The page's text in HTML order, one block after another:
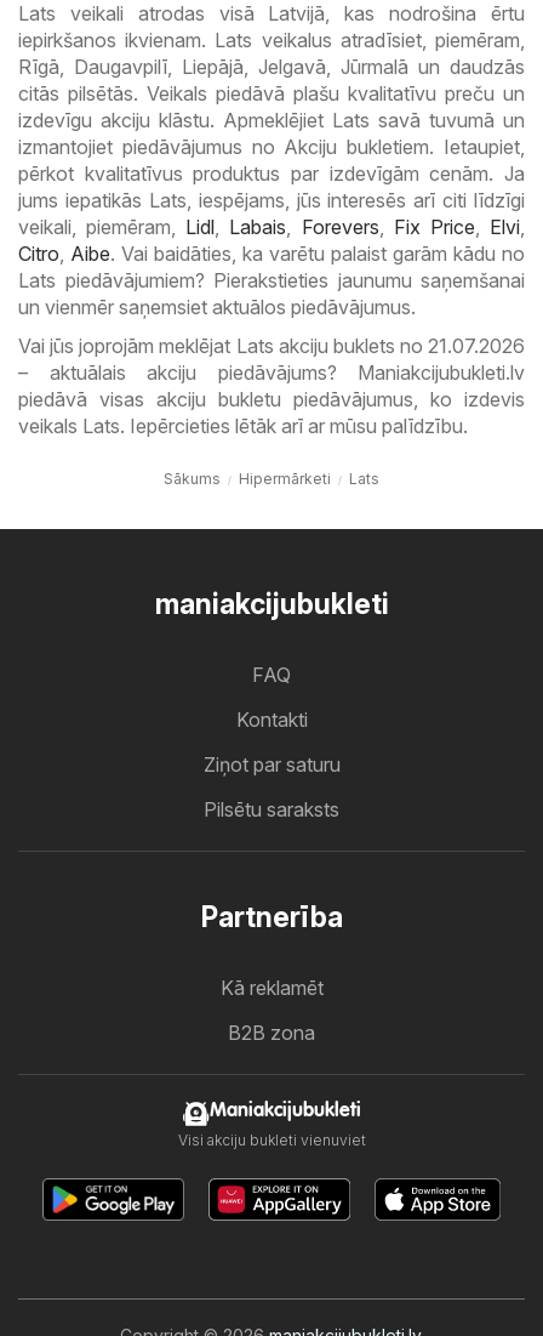
Lats veikali atrodas visā Latvijā, kas nodrošina ērtu
iepirkšanos ikvienam. Lats veikalus atradīsiet, piemēram,
Rīgā, Daugavpilī, Liepājā, Jelgavā, Jūrmalā un daudzās
citās pilsētās. Veikals piedāvā plašu kvalitatīvu preču un
izdevīgu akciju klāstu. Apmeklējiet Lats savā tuvumā un
izmantojiet piedāvājumus no Akciju bukletiem. Ietaupiet,
pērkot kvalitatīvus produktus par izdevīgām cenām. Ja
jums iepatikās Lats, iespējams, jūs interesēs arī citi līdzīgi
veikali, piemēram, Lidl, Labais, Forevers, Fix Price, Elvi,
Citro, Aibe. Vai baidāties, ka varētu palaist garām kādu no
Lats piedāvājumiem? Pierakstieties jaunumu saņemšanai
un vienmēr saņemsiet aktuālos piedāvājumus.
Vai jūs joprojām meklējat Lats akciju buklets no 21.07.2026
– aktuālais akciju piedāvājums? Maniakcijubukleti.lv
piedāvā visas akciju bukletu piedāvājumus, ko izdevis
veikals Lats. Iepērcieties lētāk arī ar mūsu palīdzību.
Sākums Hipermārketi Lats
maniakcijubukleti
FAQ
Kontakti
Ziņot par saturu
Pilsētu saraksts
Partnerība
Kā reklamēt
B2B zona
Maniakcijubukleti
Visi akciju bukleti vienuviet